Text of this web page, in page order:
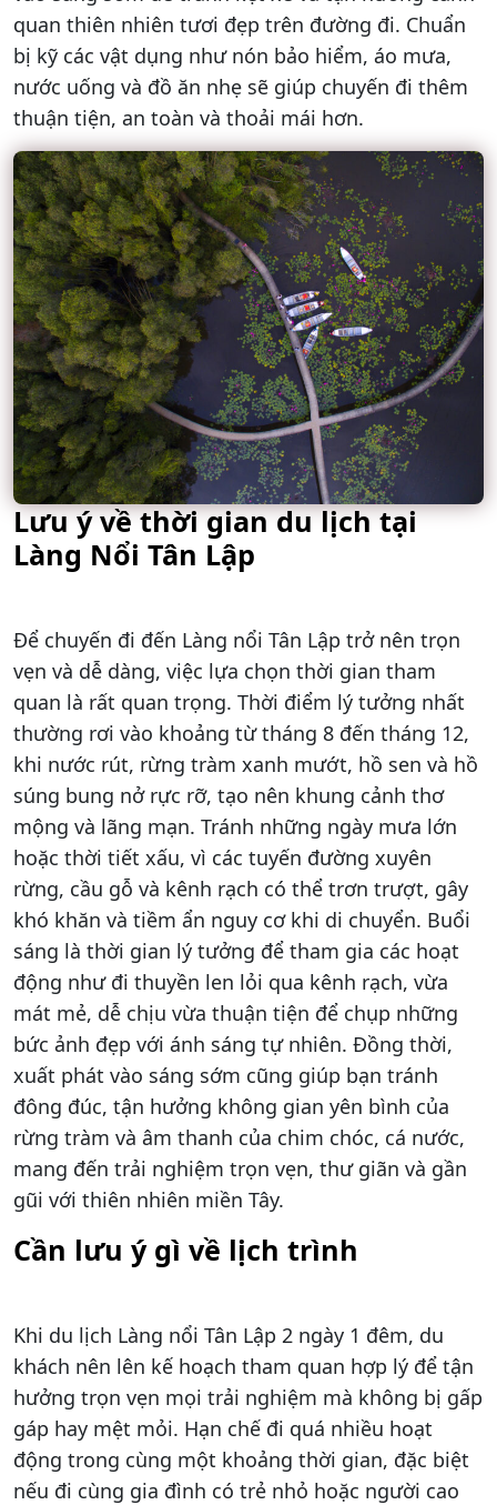
quan thiên nhiên tươi đẹp trên đường đi. Chuẩn
bị kỹ các vật dụng như nón bảo hiểm, áo mưa,
nước uống và đồ ăn nhẹ sẽ giúp chuyến đi thêm
thuận tiện, an toàn và thoải mái hơn.
Lưu ý về thời gian du lịch tại
Làng Nổi Tân Lập
Để chuyến đi đến Làng nổi Tân Lập trở nên trọn
vẹn và dễ dàng, việc lựa chọn thời gian tham
quan là rất quan trọng. Thời điểm lý tưởng nhất
thường rơi vào khoảng từ tháng 8 đến tháng 12,
khi nước rút, rừng tràm xanh mướt, hồ sen và hồ
súng bung nở rực rỡ, tạo nên khung cảnh thơ
mộng và lãng mạn. Tránh những ngày mưa lớn
hoặc thời tiết xấu, vì các tuyến đường xuyên
rừng, cầu gỗ và kênh rạch có thể trơn trượt, gây
khó khăn và tiềm ẩn nguy cơ khi di chuyển. Buổi
sáng là thời gian lý tưởng để tham gia các hoạt
động như đi thuyền len lỏi qua kênh rạch, vừa
mát mẻ, dễ chịu vừa thuận tiện để chụp những
bức ảnh đẹp với ánh sáng tự nhiên. Đồng thời,
xuất phát vào sáng sớm cũng giúp bạn tránh
đông đúc, tận hưởng không gian yên bình của
rừng tràm và âm thanh của chim chóc, cá nước,
mang đến trải nghiệm trọn vẹn, thư giãn và gần
gũi với thiên nhiên miền Tây.
Cần lưu ý gì về lịch trình
Khi du lịch Làng nổi Tân Lập 2 ngày 1 đêm, du
khách nên lên kế hoạch tham quan hợp lý để tận
hưởng trọn vẹn mọi trải nghiệm mà không bị gấp
gáp hay mệt mỏi. Hạn chế đi quá nhiều hoạt
động trong cùng một khoảng thời gian, đặc biệt
nếu đi cùng gia đình có trẻ nhỏ hoặc người cao